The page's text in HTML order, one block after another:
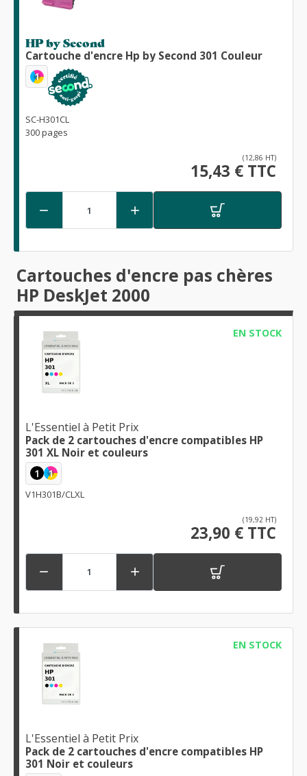
HP by Second
Cartouche d'encre Hp by Second 301 Couleur
1
SC-H301CL
300 pages
(12,86 HT)
15,43 € TTC
 
Cartouches d'encre pas chères
HP DeskJet 2000
EN STOCK
L'Essentiel à Petit Prix
Pack de 2 cartouches d'encre compatibles HP
301 XL Noir et couleurs
1 1
V1H301B/CLXL
(19,92 HT)
23,90 € TTC
 
EN STOCK
L'Essentiel à Petit Prix
Pack de 2 cartouches d'encre compatibles HP
301 Noir et couleurs